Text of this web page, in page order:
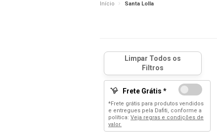
Início Santa Lolla
Frete Grátis *
*Frete grátis para produtos vendidos
e entregues pela Dafiti, conforme a
política: Veja regras e condições de
valor.